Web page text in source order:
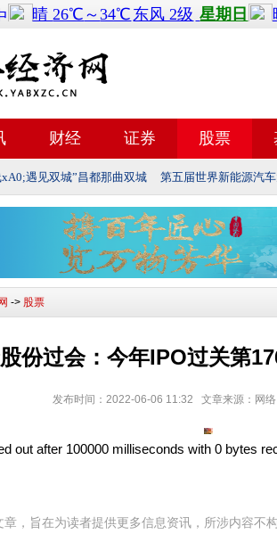
财经 证券 股票
遇见双城”昌都那曲双城 第五届世界新能源汽
-> 股票
份过会：今年IPO过关第
发布时间：2022-06-06 11:32 文章来源：网
out after 100000 milliseconds with 0 bytes
，旨在为读者提供更多信息资讯，所涉内容不